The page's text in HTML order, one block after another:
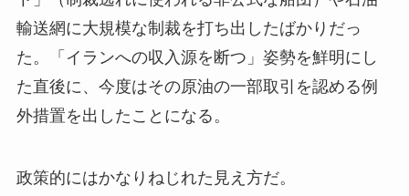
輸送網に大規模な制裁を打ち出したばかりだっ
た。「イランへの収入源を断つ」姿勢を鮮明にし
た直後に、今度はその原油の一部取引を認める例
外措置を出したことになる。
政策的にはかなりねじれた見え方だ。